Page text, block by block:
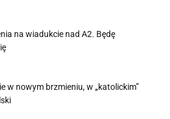
na wiadukcie nad A2. Będę
w nowym brzmieniu, w „katolickim”